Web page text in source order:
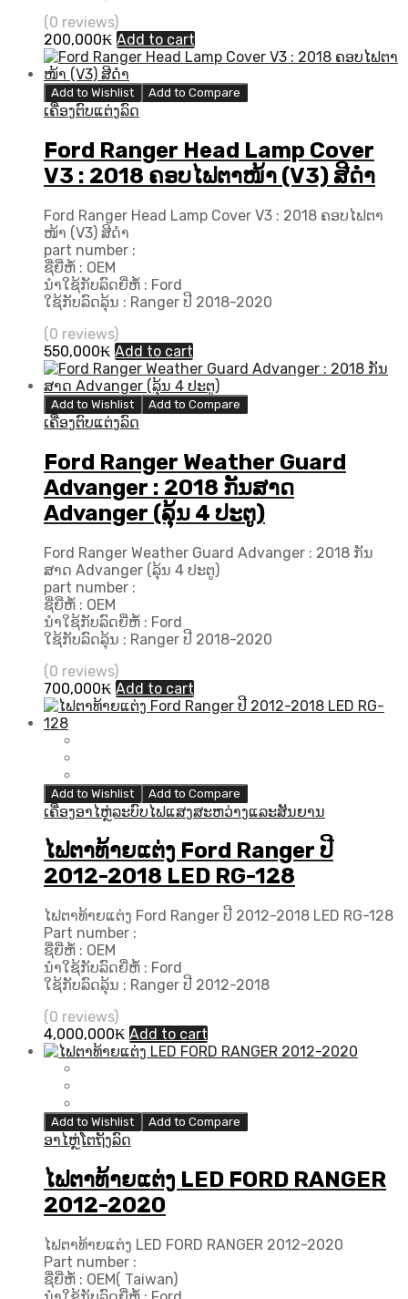
(0 reviews)
200,000₭ Add to cart
Add to Wishlist Add to Compare
ເຄື່ອງຕົບແຕ່ງລົດ
Ford Ranger Head Lamp Cover
V3 : 2018 ຄອບໄຟຕາໜ້າ (V3) ສີດຳ
Ford Ranger Head Lamp Cover V3 : 2018 ຄອບໄຟຕາ
ໜ້າ (V3) ສີດຳ
part number :
ຊື່ຍີ່ຫໍ້ : OEM
ນຳໃຊ້ກັບລົດຍີ່ຫໍ້ : Ford
ໃຊ້ກັບລົດລຸ້ນ : Ranger ປີ 2018-2020
(0 reviews)
550,000₭ Add to cart
Add to Wishlist Add to Compare
ເຄື່ອງຕົບແຕ່ງລົດ
Ford Ranger Weather Guard
Advanger : 2018 ກັນສາດ
Advanger (ລຸ້ນ 4 ປະຕູ)
Ford Ranger Weather Guard Advanger : 2018 ກັນ
ສາດ Advanger (ລຸ້ນ 4 ປະຕູ)
part number :
ຊື່ຍີ່ຫໍ້ : OEM
ນຳໃຊ້ກັບລົດຍີ່ຫໍ້ : Ford
ໃຊ້ກັບລົດລຸ້ນ : Ranger ປີ 2018-2020
(0 reviews)
700,000₭ Add to cart
Add to Wishlist Add to Compare
ເຄື່ອງອາໄຫຼ່ລະບົບໄຟແສງສະຫວ່າງແລະສັນຍານ
ໄຟຕາທ້າຍແຕ່ງ Ford Ranger ປີ
2012-2018 LED RG-128
ໄຟຕາທ້າຍແຕ່ງ Ford Ranger ປີ 2012-2018 LED RG-128
Part number :
ຊື່ຍີ່ຫໍ້ : OEM
ນຳໃຊ້ກັບລົດຍີ່ຫໍ້ : Ford
ໃຊ້ກັບລົດລຸ້ນ : Ranger ປີ 2012-2018
(0 reviews)
4,000,000₭ Add to cart
Add to Wishlist Add to Compare
ອາໄຫຼ່ໂຕຖັງລົດ
ໄຟຕາທ້າຍແຕ່ງ LED FORD RANGER
2012-2020
ໄຟຕາທ້າຍແຕ່ງ LED FORD RANGER 2012-2020
Part number :
ຊື່ຍີ່ຫໍ້ : OEM( Taiwan)